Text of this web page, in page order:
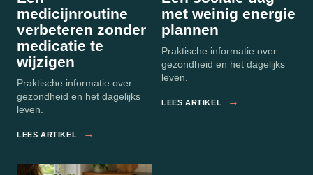
medicijnroutine
verbeteren zonder
medicatie te
wijzigen
Praktische informatie over
gezondheid en het dagelijks
leven.
LEES ARTIKEL →
met weinig energie
plannen
Praktische informatie over
gezondheid en het dagelijks
leven.
LEES ARTIKEL →